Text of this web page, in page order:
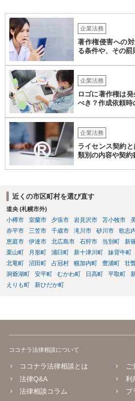
者に帰属させる、あるいはベンダーに帰属
使用権を認めるといった整理をすることも
用負担のみをもって著作権の帰属が決まる
作した主体と、当事者間の契約内容によっ
企業法務
著作権侵害への
る条件や、その罰
企業法務
ロゴに著作権は
べき？作成依頼時
企業法務
ライセンス契約
類別の内容や契約
近くの市区町村を選び直す
道央 (札幌市外)
小樽市
室蘭市 夕張市 岩見沢市 苫小牧市
赤平市
三笠市 千歳市 滝川市 砂川市 歌志
恵庭市
伊達市 北広島市 石狩市 当別町 新
栗山町
月形町 浦臼町 新十津川町 妹背牛町
北竜町
沼田町 占冠村 幌加内町 豊浦町 壮
洞爺湖町
安平町 むかわ町 日高町 平取町
えりも町
新ひだか町
ココナラ法律相談について
ココナラ法律相談とは
法律Q&A
法律相談コラム
ご
利
プ